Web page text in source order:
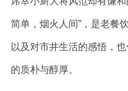
简单，烟火人间”，是老餐
以及对市井生活的感悟，
的质朴与醇厚。